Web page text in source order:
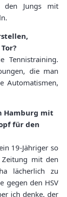
den Jungs mit
Tennistraining.
die man
Automatismen,
Hamburg mit
für den
19-Jähriger so
mit den
lächerlich zu
gegen den HSV
ich denke, der